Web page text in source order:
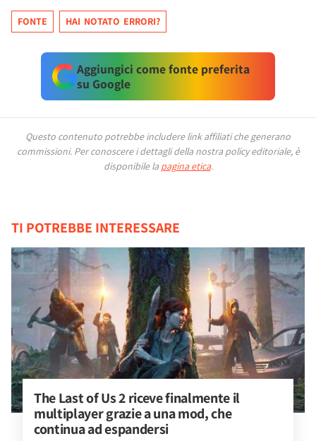
FONTE HAI NOTATO ERRORI?
Aggiungici come fonte preferita
su Google
Questo contenuto potrebbe includere link affiliati che generano
commissioni. Per conoscere i dettagli della nostra policy editoriale, è
disponibile la pagina etica.
TI POTREBBE INTERESSARE
The Last of Us 2 riceve finalmente il
multiplayer grazie a una mod, che
continua ad espandersi